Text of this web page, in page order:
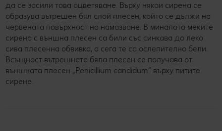
да се засили това оцветяване. Върху някои сирена се
образува вътрешен бял слой плесен, който се дължи на
червената повърхност на намазване. В миналото меките
сирена с външна плесен са били със синкава до леко
сива плесенна обвивка, а сега те са ослепително бели.
Всъщност вътрешната бяла плесен се получава от
външната плесен „Penicillium candidum“ върху питите
сирене.